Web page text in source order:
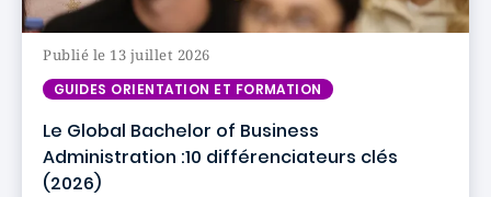
Publié le 13 juillet 2026
GUIDES ORIENTATION ET FORMATION
Le Global Bachelor of Business
Administration :10 différenciateurs clés
(2026)